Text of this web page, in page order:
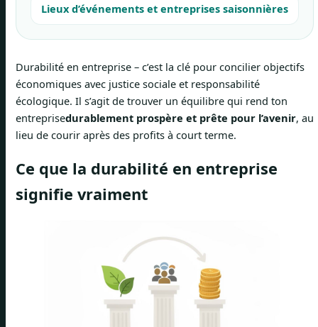
Lieux d’événements et entreprises saisonnières
Durabilité en entreprise – c’est la clé pour concilier objectifs
économiques avec justice sociale et responsabilité
écologique. Il s’agit de trouver un équilibre qui rend ton
entreprisedurablement prospère et prête pour l’avenir, au
lieu de courir après des profits à court terme.
Ce que la durabilité en entreprise
signifie vraiment